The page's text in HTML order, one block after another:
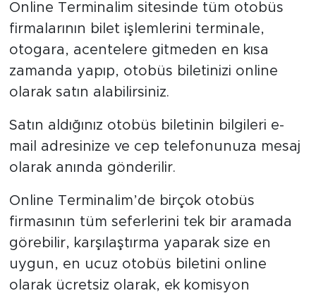
Online Terminalim sitesinde tüm otobüs
firmalarının bilet işlemlerini terminale,
otogara, acentelere gitmeden en kısa
zamanda yapıp, otobüs biletinizi online
olarak satın alabilirsiniz.
Satın aldığınız otobüs biletinin bilgileri e-
mail adresinize ve cep telefonunuza mesaj
olarak anında gönderilir.
Online Terminalim’de birçok otobüs
firmasının tüm seferlerini tek bir aramada
görebilir, karşılaştırma yaparak size en
uygun, en ucuz otobüs biletini online
olarak ücretsiz olarak, ek komisyon